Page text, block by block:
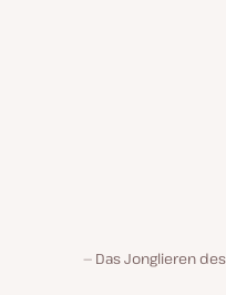
Das Jonglieren